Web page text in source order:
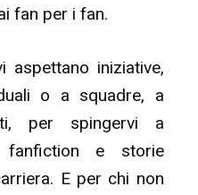
fan per i fan.
aspettano iniziative,
o a squadre, a
per spingervi a
e storie
E per chi non